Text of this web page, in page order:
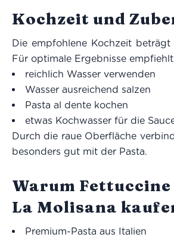
Kochzeit und
Die empfohlene Kochzeit beträgt
Für optimale Ergebnisse
reichlich Wasser verwenden
Wasser ausreichend salzen
Pasta al dente kochen
etwas Kochwasser für die
Durch die raue Oberfläche
besonders gut mit der Pasta.
Warum Fettuccine
La Molisana
Premium-Pasta aus Italien